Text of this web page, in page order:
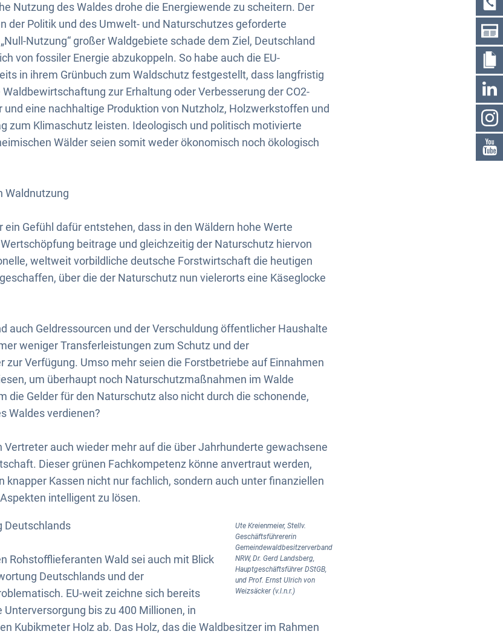
Nutzung des Waldes drohe die Energiewende zu scheitern. Der
der Politik und des Umwelt- und Naturschutzes geforderte
Nutzung“ großer Waldgebiete schade dem Ziel, Deutschland
von fossiler Energie abzukoppeln. So habe auch die EU-
in ihrem Grünbuch zum Waldschutz festgestellt, dass langfristig
zur Erhaltung oder Verbesserung der CO2-
eine nachhaltige Produktion von Nutzholz, Holzwerkstoffen und
zum Klimaschutz leisten. Ideologisch und politisch motivierte
Wälder seien somit weder ökonomisch noch ökologisch
Waldnutzung
Gefühl dafür entstehen, dass in den Wäldern hohe Werte
beitrage und gleichzeitig der Naturschutz hiervon
weltweit vorbildliche deutsche Forstwirtschaft die heutigen
über die der Naturschutz nun vielerorts eine Käseglocke
auch Geldressourcen und der Verschuldung öffentlicher Haushalte
weniger Transferleistungen zum Schutz und der
zur Verfügung. Umso mehr seien die Forstbetriebe auf Einnahmen
um überhaupt noch Naturschutzmaßnahmen im Walde
die Gelder für den Naturschutz also nicht durch die schonende,
Waldes verdienen?
auch wieder mehr auf die über Jahrhunderte gewachsene
Dieser grünen Fachkompetenz könne anvertraut werden,
knapper Kassen nicht nur fachlich, sondern auch unter finanziellen
intelligent zu lösen.
Ute Kreienmeier, Stellv.
Geschäftsführererin
Gemeindewaldbesitzerverband
NRW, Dr. Gerd Landsberg,
Hauptgeschäftsführer DStGB,
und Prof. Ernst Ulrich von
Weizsäcker (v.l.n.r.)
Deutschlands
Rohstofflieferanten Wald sei auch mit Blick
Deutschlands und der
EU-weit zeichne sich bereits
bis zu 400 Millionen, in
Kubikmeter Holz ab. Das Holz, das die Waldbesitzer im Rahmen